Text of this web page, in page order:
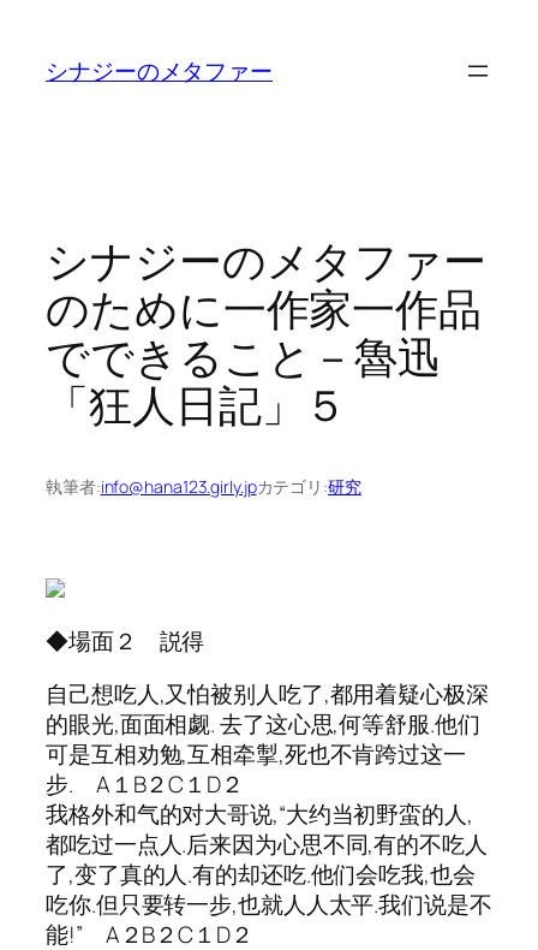
シナジーのメタファー
シナジーのメタファー
のために一作家一作品
でできること－魯迅
「狂人日記」５
執筆者:info@hana123.girly.jpカテゴリ:研究
◆場面２ 説得
自己想吃人,又怕被别人吃了,都用着疑心极深
的眼光,面面相觑. 去了这心思,何等舒服.他们
可是互相劝勉,互相牵掣,死也不肯跨过这一
步. A１B２C１D２
我格外和气的对大哥说,“大约当初野蛮的人,
都吃过一点人.后来因为心思不同,有的不吃人
了,变了真的人.有的却还吃.他们会吃我,也会
吃你.但只要转一步,也就人人太平.我们说是不
能!” A２B２C１D２